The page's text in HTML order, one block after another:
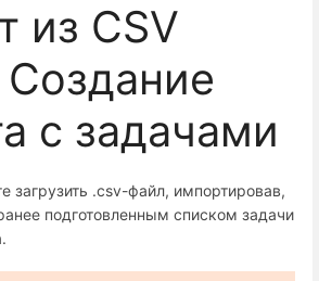
из CSV
с задачами
загрузить .csv-файл, импортировав,
подготовленным списком задачи